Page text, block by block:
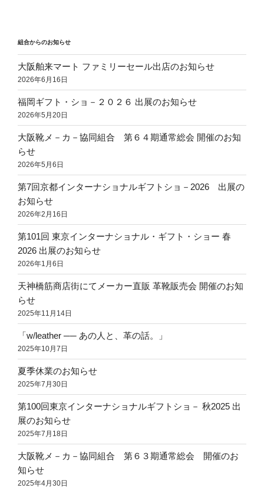
組合からのお知らせ
大阪舶来マート ファミリーセール出店のお知らせ
2026年6月16日
福岡ギフト・ショ－２０２６ 出展のお知らせ
2026年5月20日
大阪靴メ－カ－協同組合 第６４期通常総会 開催のお知
らせ
2026年5月6日
第7回京都インターナショナルギフトショ－2026 出展の
お知らせ
2026年2月16日
第101回 東京インターナショナル・ギフト・ショー 春
2026 出展のお知らせ
2026年1月6日
天神橋筋商店街にてメーカー直販 革靴販売会 開催のお知
らせ
2025年11月14日
「w/leather ── あの人と、革の話。」
2025年10月7日
夏季休業のお知らせ
2025年7月30日
第100回東京インターナショナルギフトショ－ 秋2025 出
展のお知らせ
2025年7月18日
大阪靴メ－カ－協同組合 第６３期通常総会 開催のお
知らせ
2025年4月30日